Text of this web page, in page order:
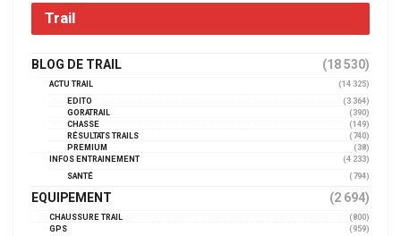
Trail
BLOG DE TRAIL (18 530)
ACTU TRAIL
(14 325)
EDITO
(3 364)
GORATRAIL
(390)
CHASSE
(149)
RÉSULTATS TRAILS
(740)
PREMIUM
(38)
INFOS ENTRAINEMENT
(4 233)
SANTÉ
(794)
EQUIPEMENT (2 694)
CHAUSSURE TRAIL
(800)
GPS
(959)